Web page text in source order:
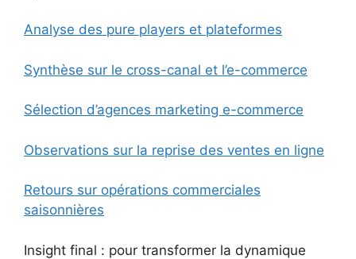
Analyse des pure players et plateformes
Synthèse sur le cross-canal et l’e-commerce
Sélection d’agences marketing e-commerce
Observations sur la reprise des ventes en ligne
Retours sur opérations commerciales
saisonnières
Insight final : pour transformer la dynamique